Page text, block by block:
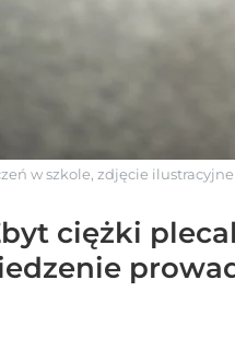
w szkole, zdjęcie ilustracyjne
ciężki